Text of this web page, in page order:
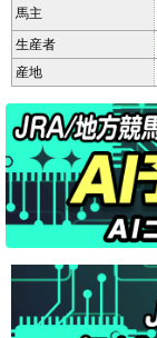
馬主
生産者
産地